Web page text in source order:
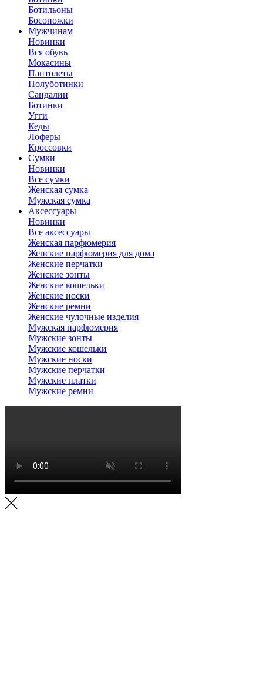
Ботильоны
Босоножки
Мужчинам
Новинки
Вся обувь
Мокасины
Пантолеты
Полуботинки
Сандалии
Ботинки
Угги
Кеды
Лоферы
Кроссовки
Сумки
Новинки
Все сумки
Женская сумка
Мужская сумка
Аксессуары
Новинки
Все аксессуары
Женская парфюмерия
Женские парфюмерия для дома
Женские перчатки
Женские зонты
Женские кошельки
Женские носки
Женские ремни
Женские чулочные изделия
Мужская парфюмерия
Мужские зонты
Мужские кошельки
Мужские носки
Мужские перчатки
Мужские платки
Мужские ремни